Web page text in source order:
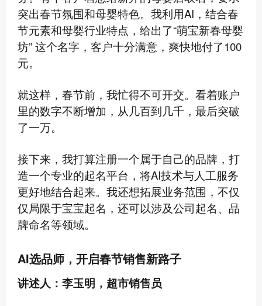
突出春节氛围和母婴特色。我利用AI，结合春
节元素和母婴行业特点，给出了“萌宝新春母婴
坊” 这个名字，客户十分满意，爽快地付了100
元。
就这样，春节前，我忙得不可开交。看着账户
里的数字不断增加，从几百到几千，最后突破
了一万。
接下来，我打算注册一个属于自己的品牌，打
造一个专业的起名平台，将AI技术与人工服务
更好地结合起来。我还想拓展业务范围，不仅
仅局限于宝宝起名，还可以涉及公司起名、品
牌命名等领域。
AI选品师，开启春节销售新路子
讲述人：李玉明，超市销售员